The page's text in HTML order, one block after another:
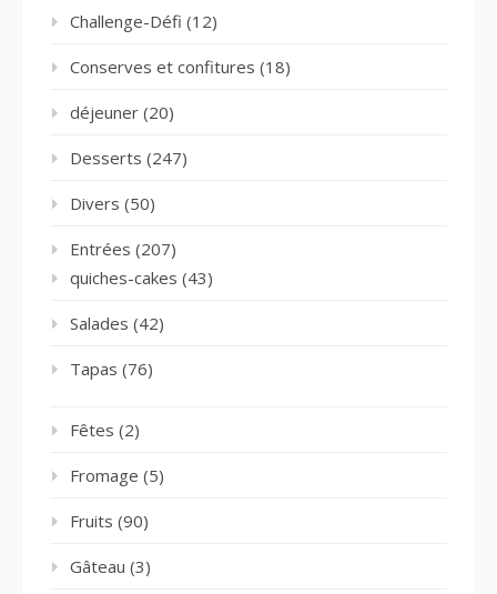
Challenge-Défi (12)
Conserves et confitures (18)
déjeuner (20)
Desserts (247)
Divers (50)
Entrées (207)
quiches-cakes (43)
Salades (42)
Tapas (76)
Fêtes (2)
Fromage (5)
Fruits (90)
Gâteau (3)